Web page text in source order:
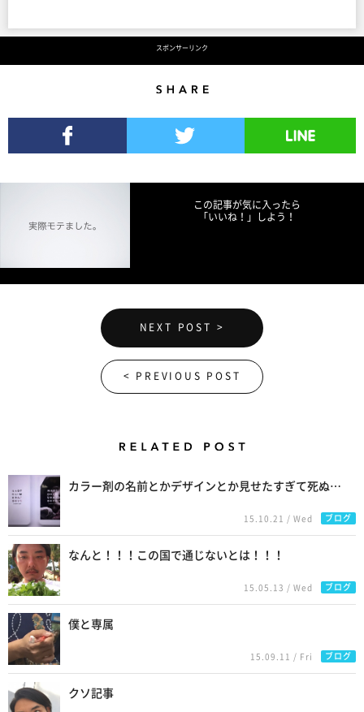
スポンサーリンク
この記事が気に入ったら
「いいね！」しよう！
NEXT POST >
< PREVIOUS POST
カラー剤の名前とかデザインとか見せたすぎて死ぬ…
15.10.21 / Wed ブログ
なんと！！！この国で通じないとは！！！
15.05.13 / Wed ブログ
僕と専属
15.09.11 / Fri ブログ
クソ記事